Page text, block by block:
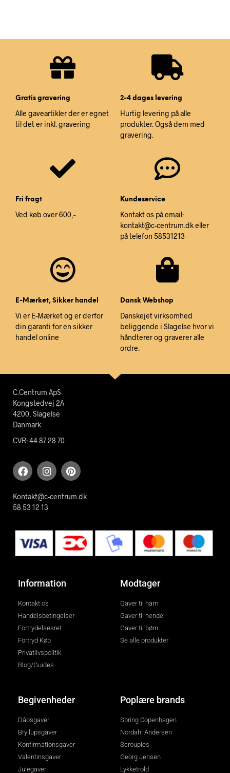
Gratis gravering
Alle gaveartikler der er egnet
til det er inkl. gravering
2-4 dages levering
Hurtig levering på alle
produkter. Også dem med
gravering.
Fri fragt
Ved køb over 600,-
Kundeservice
Kontakt os på email:
kontakt@c-centrum.dk eller
på telefon 58531213
E-Mærket, Sikker handel
Vi er E-Mærket og er derfor
din garanti for en sikker
handel online
Dansk Webshop
Danskejet virksomhed
beliggende i Slagelse hvor vi
håndterer og graverer alle
ordre.
C.Centrum ApS
Kongstedvej 2A
4200, Slagelse
Danmark
CVR: 44 87 28 70
Kontakt@c-centrum.dk
58 53 12 13
Information
Kontakt os
Handelsbetingelser
Fortrydelsesret
Fortryd Køb
Privatlivspolitik
Blog/Guides
Modtager
Gaver til ham
Gaver til hende
Gaver til børn
Se alle produkter
Begivenheder
Dåbsgaver
Bryllupsgaver
Konfirmationsgaver
Valentinsgaver
Julegaver
Poplære brands
Spring Copenhagen
Nordahl Andersen
Scrouples
Georg Jensen
Lykketrold